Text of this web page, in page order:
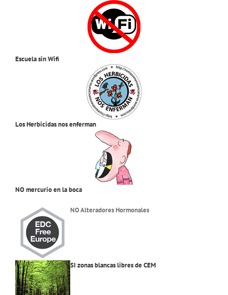
Escuela sin Wifi
Los Herbicidas nos enferman
NO mercurio en la boca
NO Alteradores Hormonales
SI zonas blancas libres de CEM